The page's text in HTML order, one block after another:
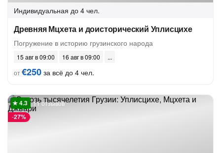
Индивидуальная до 4 чел.
Древняя Мцхета и доисторический Уплисцихе
Погружение в историю грузинского народа
15 авг в 09:00
16 авг в 09:00
от€250 за всё до 4 чел.
-27%
11 отзывов